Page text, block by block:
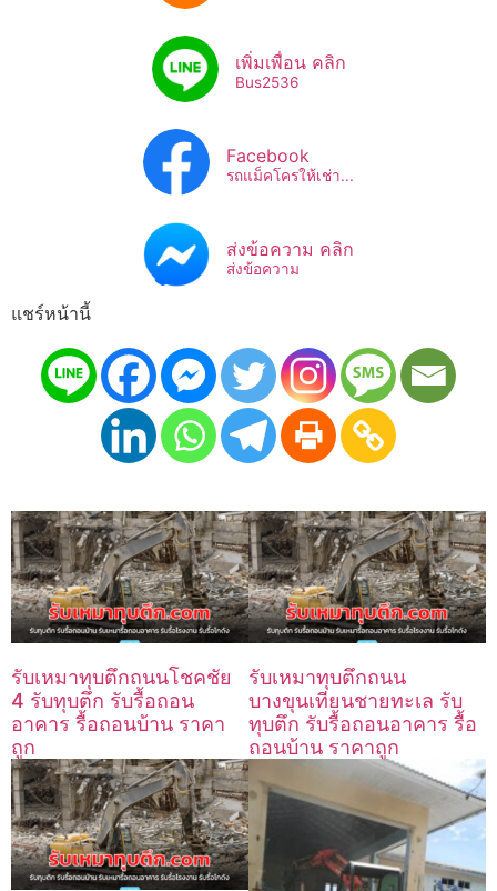
เพิ่มเพื่อน คลิก
Bus2536​
Facebook
รถแม็คโครให้เช่า...
ส่งข้อความ คลิก
ส่งข้อความ
แชร์หน้านี้
รับเหมาทุบตึกถนนโชคชัย
4 รับทุบตึก รับรื้อถอน
อาคาร รื้อถอนบ้าน ราคา
ถูก
รับเหมาทุบตึกถนน
บางขุนเทียนชายทะเล รับ
ทุบตึก รับรื้อถอนอาคาร รื้อ
ถอนบ้าน ราคาถูก